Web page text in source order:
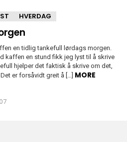
HVERDAG
en tidlig tankefull lørdags morgen.
kaffen en stund fikk jeg lyst til å skrive
hjelper det faktisk å skrive om det,
er forsåvidt greit å […] MORE